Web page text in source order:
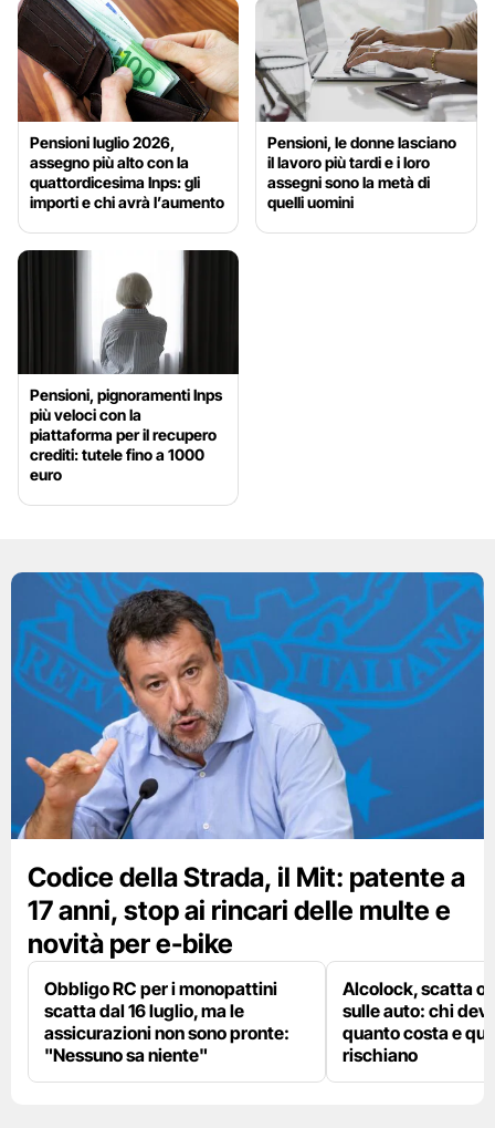
Pensioni luglio 2026,
assegno più alto con la
quattordicesima Inps: gli
importi e chi avrà l’aumento
Pensioni, le donne lasciano
il lavoro più tardi e i loro
assegni sono la metà di
quelli uomini
Pensioni, pignoramenti Inps
più veloci con la
piattaforma per il recupero
crediti: tutele fino a 1000
euro
Codice della Strada, il Mit: patente a
17 anni, stop ai rincari delle multe e
novità per e-bike
Obbligo RC per i monopattini
scatta dal 16 luglio, ma le
assicurazioni non sono pronte:
"Nessuno sa niente"
Alcolock, scatta
sulle auto: chi
quanto costa e
rischiano